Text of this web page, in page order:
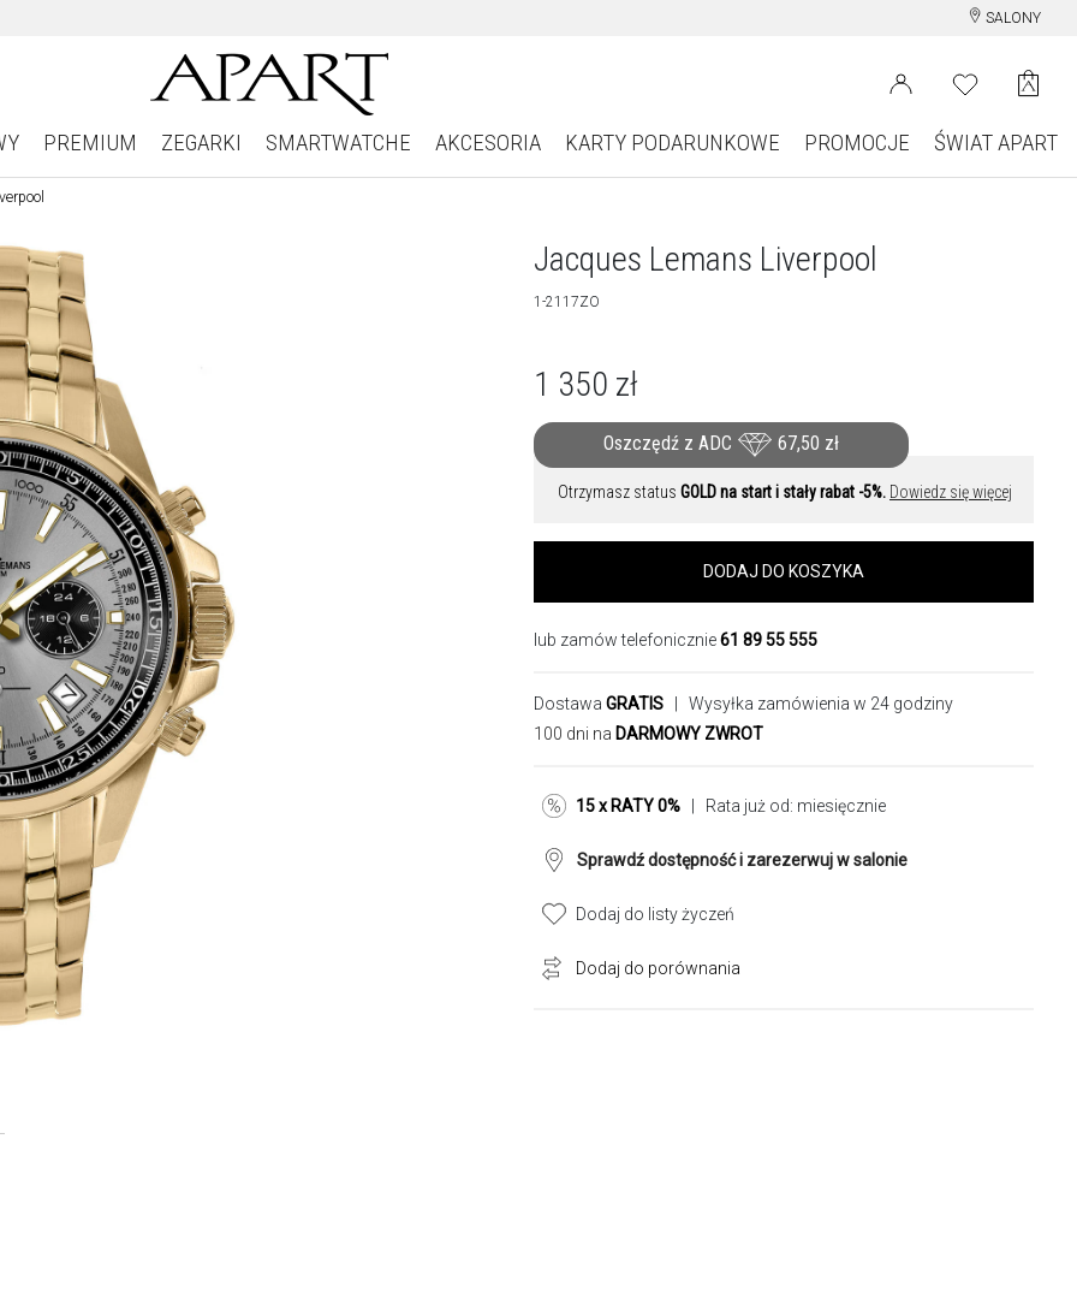
SALONY
PREMIUM ZEGARKI SMARTWATCHE AKCESORIA KARTY PODARUNKOWE PROMOCJE ŚWIAT APART
Jacques Lemans Liverpool
1-2117ZO
1 350 zł
Oszczędź z ADC 67,50 zł
Otrzymasz status GOLD na start i stały rabat -5%. Dowiedz się więcej
DODAJ DO KOSZYKA
lub zamów telefonicznie61 89 55 555
Dostawa GRATIS | Wysyłka zamówienia w 24 godziny
100 dni na DARMOWY ZWROT
15 x RATY 0% | Rata już od: miesięcznie
Sprawdź dostępność i zarezerwuj w salonie
Dodaj do listy życzeń
Dodaj do porównania